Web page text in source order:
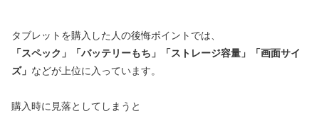
タブレットを購入した人の後悔ポイントでは、
「スペック」「バッテリーもち」「ストレージ容量」「画面サイ
ズ」 などが上位に入っています。
購入時に見落としてしまうと